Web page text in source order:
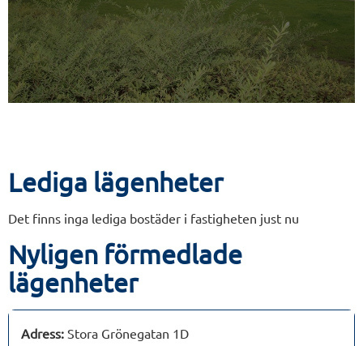
Lediga lägenheter
Det finns inga lediga bostäder i fastigheten just nu
Nyligen förmedlade
lägenheter
Adress: Stora Grönegatan 1D